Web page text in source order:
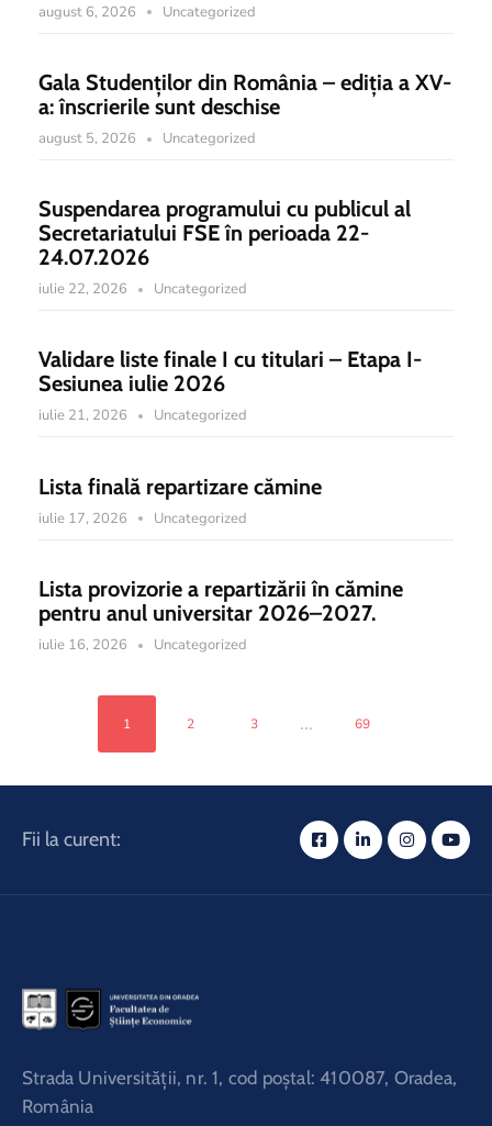
august 6, 2026 Uncategorized
Gala Studenților din România – ediția a XV-
a: înscrierile sunt deschise
august 5, 2026 Uncategorized
Suspendarea programului cu publicul al
Secretariatului FSE în perioada 22-
24.07.2026
iulie 22, 2026 Uncategorized
Validare liste finale I cu titulari – Etapa I-
Sesiunea iulie 2026
iulie 21, 2026 Uncategorized
Lista finală repartizare cămine
iulie 17, 2026 Uncategorized
Lista provizorie a repartizării în cămine
pentru anul universitar 2026–2027.
iulie 16, 2026 Uncategorized
1 2 3 ... 69
Fii la curent:
Strada Universităţii, nr. 1, cod poştal: 410087, Oradea,
România